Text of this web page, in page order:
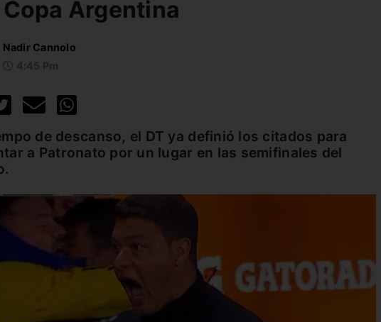
Argentina
Nadir Cannolo
de descanso, el DT ya definió los citados para
a Patronato por un lugar en las semifinales del